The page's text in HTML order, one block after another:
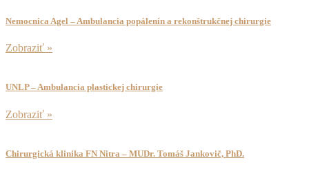
Nemocnica Agel – Ambulancia popálenín a rekonštrukčnej chirurgie
Zobraziť »
UNLP – Ambulancia plastickej chirurgie
Zobraziť »
Chirurgická klinika FN Nitra – MUDr. Tomáš Jankovič, PhD.